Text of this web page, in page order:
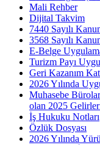
Mali Rehber
Dijital Takvim
7440 Sayılı
3568 Sayılı
E-Belge
Turizm Payı
Geri Kazanım
2026 Yılında
Muhasebe
olan 2025
İş Hukuku Notları
Özlük Dosyası
2026 Yılında